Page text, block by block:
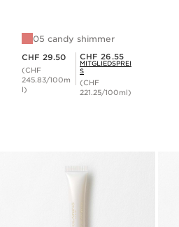
05 candy shimmer
CHF 29.50
(CHF
245.83/100m
l)
Mitgliederpreis CHF 26.55
CHF 26.55
MITGLIEDSPREI
S
(CHF
221.25/100ml)